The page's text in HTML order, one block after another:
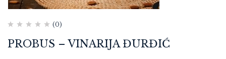
(0)
PROBUS – VINARIJA ĐURĐIĆ